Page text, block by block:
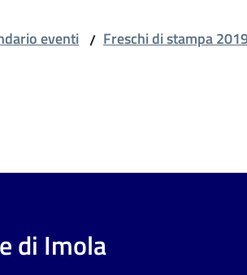
eventi / Freschi di stampa
di Imola